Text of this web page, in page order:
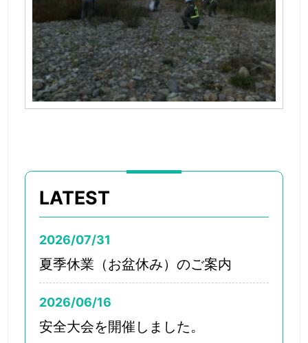
LATEST
2026/07/31
夏季休業（お盆休み）のご案内
2026/06/16
安全大会を開催しました。